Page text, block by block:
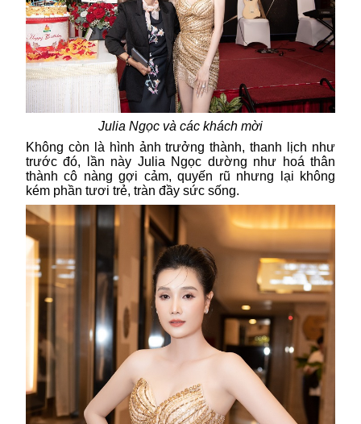
Julia Ngọc và các khách mời
Không còn là hình ảnh trưởng thành, thanh lịch như
trước đó, lần này Julia Ngọc dường như hoá thân
thành cô nàng gợi cảm, quyến rũ nhưng lại không
kém phần tươi trẻ, tràn đầy sức sống.